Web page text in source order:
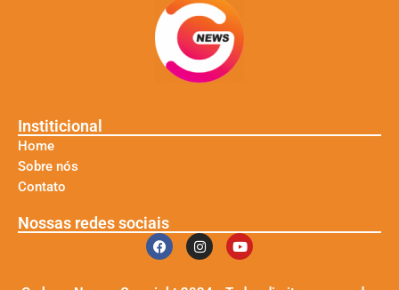
Institicional
Home
Sobre nós
Contato
Nossas redes sociais